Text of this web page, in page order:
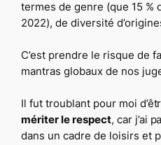
termes de genre (que 15 %
2022), de diversité
C’est prendre le risque de
mantras globaux de nos
Il fut troublant pour moi
mériter le respect, car j’ai
dans un cadre de loisirs et